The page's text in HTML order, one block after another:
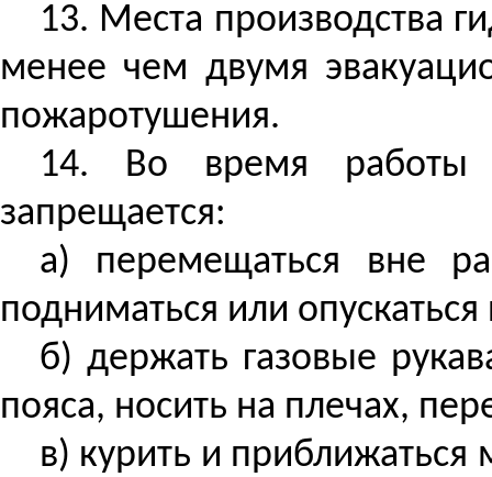
13. Места производства
менее чем двумя
пожаротушения.
14. Во время работы с
запрещается:
а) перемещаться вне
подниматься или
б) держать газовые
пояса, носить на плечах,
в) курить и